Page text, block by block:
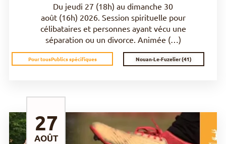
Du jeudi 27 (18h) au dimanche 30
août (16h) 2026. Session spirituelle pour
célibataires et personnes ayant vécu une
séparation ou un divorce. Animée (…)
Pour tousPublics spécifiques Nouan-Le-Fuzelier (41)
AOÛT
27